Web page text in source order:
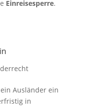
Einreisesperre.
Ausländer ein
in